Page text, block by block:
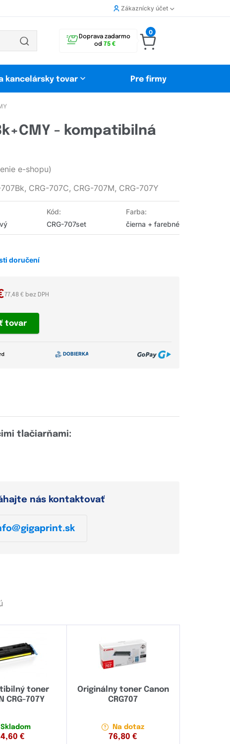
Zákaznícky účet
Doprava zadarmo
od 75 €
0
kancelársky tovar Pre firmy
- kompatibilná
e-shopu)
CRG-707C, CRG-707M, CRG-707Y
Kód:
CRG-707set
Farba:
čierna + farebné
doručení
77,48 € bez DPH
tovar
tlačiarňami:
nás kontaktovať
toner
CRG-707Y
Skladom
€
Originálny toner Canon
CRG707
Na dotaz
76,80 €